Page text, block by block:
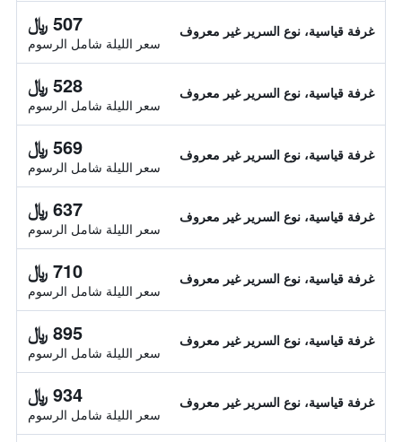
غرفة قياسية، نوع السرير غير معروف 507 ﷼
سعر الليلة شامل الرسوم
غرفة قياسية، نوع السرير غير معروف 528 ﷼
سعر الليلة شامل الرسوم
غرفة قياسية، نوع السرير غير معروف 569 ﷼
سعر الليلة شامل الرسوم
غرفة قياسية، نوع السرير غير معروف 637 ﷼
سعر الليلة شامل الرسوم
غرفة قياسية، نوع السرير غير معروف 710 ﷼
سعر الليلة شامل الرسوم
غرفة قياسية، نوع السرير غير معروف 895 ﷼
سعر الليلة شامل الرسوم
غرفة قياسية، نوع السرير غير معروف 934 ﷼
سعر الليلة شامل الرسوم